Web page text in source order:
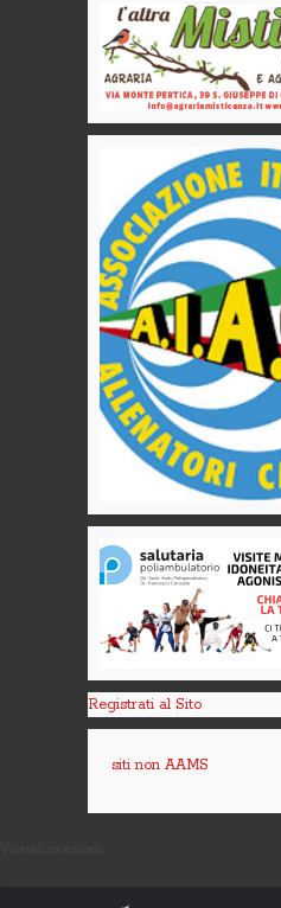
Registrati al Sito
siti non AAMS